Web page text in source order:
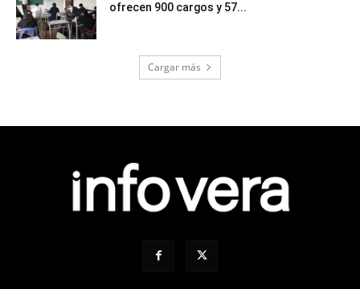
ofrecen 900 cargos y 57...
Cargar más